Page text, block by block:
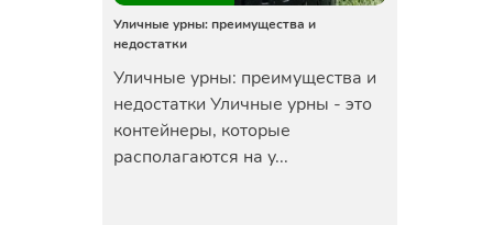
Уличные урны: преимущества и
недостатки
Уличные урны: преимущества и
недостатки Уличные урны - это
контейнеры, которые
располагаются на у...